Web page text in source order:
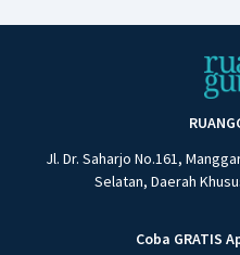
Jl. Dr. Saharjo No.161,
Selatan, Daerah
Coba GRATIS